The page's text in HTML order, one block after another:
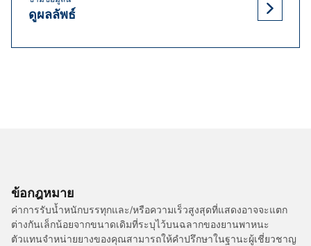
ดูผลลัพธ์
ข้อกฎหมาย
ค่าการรับน้ำหนักบรรทุกและ/หรือความเร็วสูงสุดที่แสดงอาจจะแตก
ต่างกันเล็กน้อยจากขนาดเดิมที่ระบุไว้บนฉลากของยานพาหนะ
ตัวแทนจำหน่ายยางของคุณสามารถให้คำปรึกษาในฐานะผู้เชี่ยวชาญ